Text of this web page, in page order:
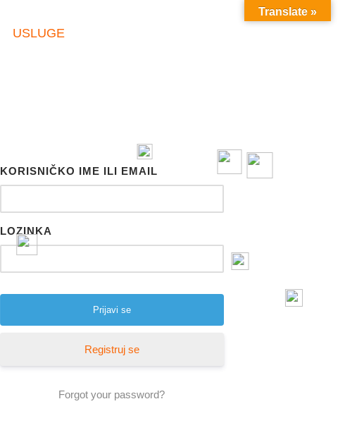
USLUGE
KORISNIČKO IME ILI EMAIL
LOZINKA
Registruj se
Forgot your password?
Translate »